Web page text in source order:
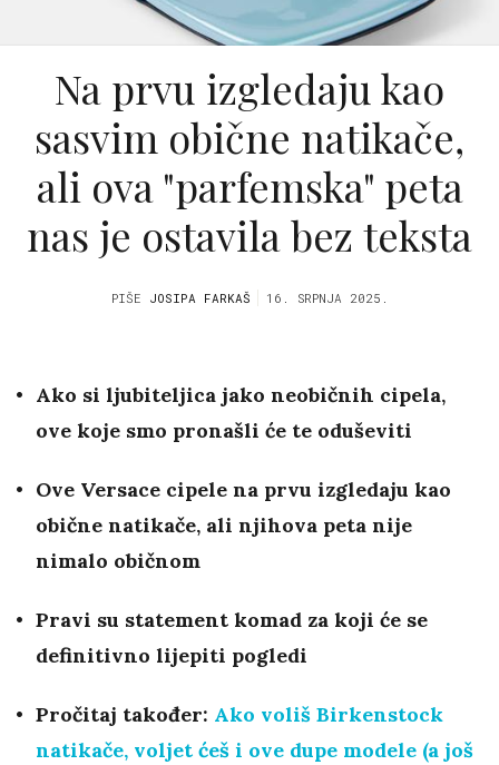
Na prvu izgledaju kao
sasvim obične natikače,
ali ova "parfemska" peta
nas je ostavila bez teksta
PIŠE JOSIPA FARKAŠ 16. SRPNJA 2025.
Ako si ljubiteljica jako neobičnih cipela,
ove koje smo pronašli će te oduševiti
Ove Versace cipele na prvu izgledaju kao
obične natikače, ali njihova peta nije
nimalo običnom
Pravi su statement komad za koji će se
definitivno lijepiti pogledi
Pročitaj također: Ako voliš Birkenstock
natikače, voljet ćeš i ove dupe modele (a još